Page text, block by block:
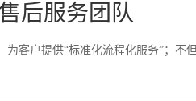
售后服务团队
客户提供“标准化流程化服务”；